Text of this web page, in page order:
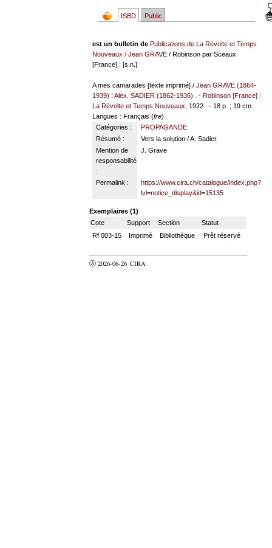
ISBD Public
est un bulletin de Publications de La Révolte et Temps
Nouveaux /Jean GRAVE / Robinson par Sceaux
[France] : [s.n.]
A mes camarades [texte imprimé] /Jean GRAVE (1864-
1939) ;Alex. SADIER (1862-1936) . -Robinson [France] :
La Révolte et Temps Nouveaux
, 1922 . - 18 p. ; 19 cm.
Langues : Français (fre)
Catégories :
PROPAGANDE
Résumé :
Vers la solution / A. Sadier.
Mention de
responsabilité
:
J. Grave
Permalink :
https://www.cira.ch/catalogue/index.php?
lvl=notice_display&id=15135
Exemplaires (1)
Cote
Support Section
Statut
Rf 003-15
Imprimé Bibliothèque Prêt réservé
Ⓐ 2026-06-26 CIRA